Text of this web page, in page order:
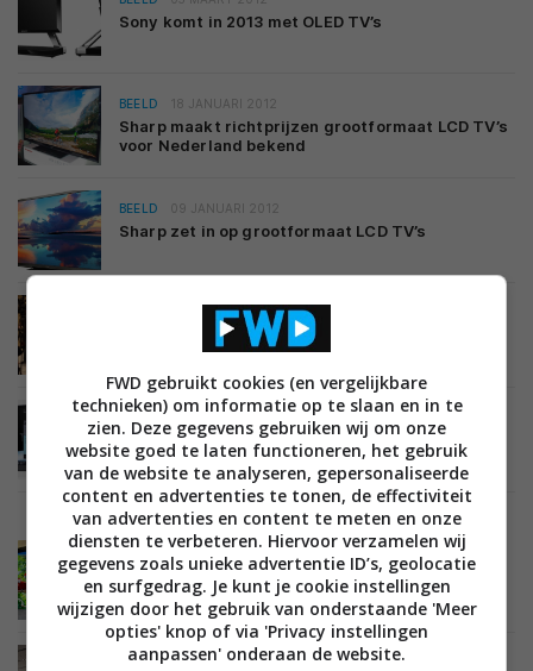
Sony komt in 2013 met OLED TV’s
BEELD 18 JANUARI 2012
Sharp maakt richtprijzen grootformaat LCD TV’s
voor Nederland bekend
BEELD 09 JANUARI 2012
Sharp zet in op grootformaat LCD TV’s
09 JANUARI 2012
LG onthult 55 inch OLED TV
Lenovo lanceert K91 Smart TV met Android 4.0
Ice Cream Sandwich
BEELD 03 JANUARI 2012
Meer details en foto’s LG’s 55 inch OLED TV
BEELD AUDIO ENTERTAINMENT 17 DECEMBER 2011
FWD gebruikt cookies (en vergelijkbare
technieken) om informatie op te slaan en in te
zien. Deze gegevens gebruiken wij om onze
website goed te laten functioneren, het gebruik
van de website te analyseren, gepersonaliseerde
content en advertenties te tonen, de effectiviteit
van advertenties en content te meten en onze
diensten te verbeteren. Hiervoor verzamelen wij
gegevens zoals unieke advertentie ID’s, geolocatie
en surfgedrag. Je kunt je cookie instellingen
wijzigen door het gebruik van onderstaande 'Meer
opties' knop of via 'Privacy instellingen
aanpassen' onderaan de website.